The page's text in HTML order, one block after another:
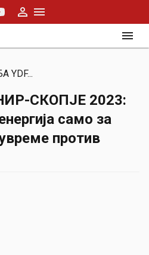
YDF...
СКОПЈЕ 2023:
само за
против